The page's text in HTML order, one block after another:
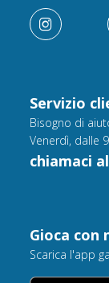
Servizio
Bisogno di
Venerdì, dalle
chiamaci
Gioca con
Scarica l'app